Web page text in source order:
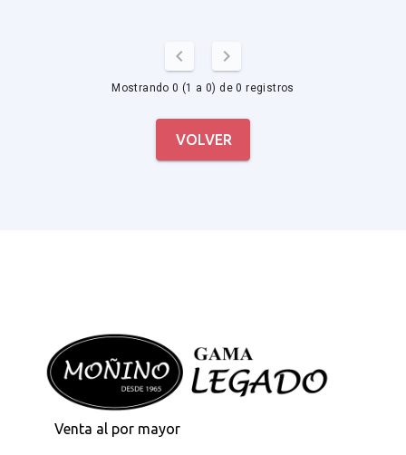
Mostrando 0 (1 a 0) de 0 registros
VOLVER
Venta al por mayor